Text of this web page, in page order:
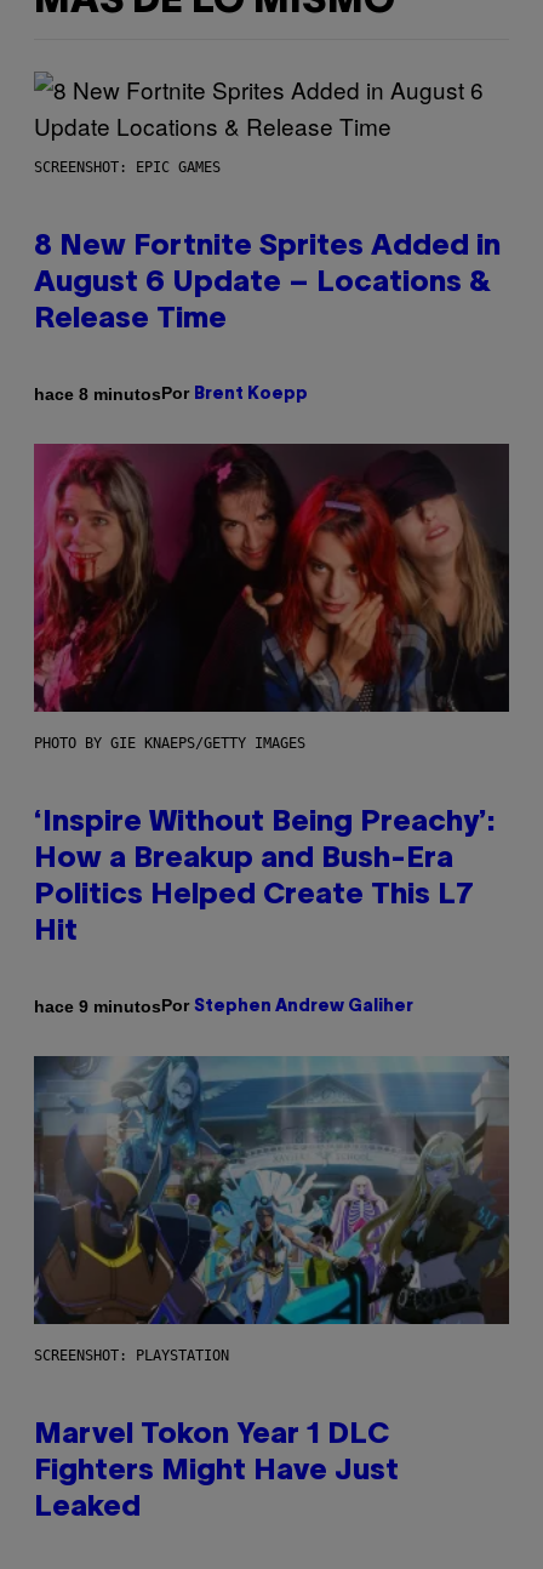
SCREENSHOT: EPIC GAMES
8 New Fortnite Sprites Added in
August 6 Update – Locations &
Release Time
hace 8 minutosPor Brent Koepp
PHOTO BY GIE KNAEPS/GETTY IMAGES
‘Inspire Without Being Preachy’:
How a Breakup and Bush-Era
Politics Helped Create This L7
Hit
hace 9 minutosPor Stephen Andrew Galiher
SCREENSHOT: PLAYSTATION
Marvel Tokon Year 1 DLC
Fighters Might Have Just
Leaked